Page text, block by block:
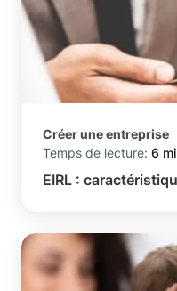
Créer une entreprise
Temps de lecture: 6
EIRL :